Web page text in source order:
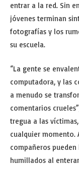
entrar a la red. Sin
jóvenes terminan
fotografías y los
su escuela.
“La gente se
computadora, y las
a menudo se
comentarios
tregua a las
cualquier momento.
compañeros
humillados al